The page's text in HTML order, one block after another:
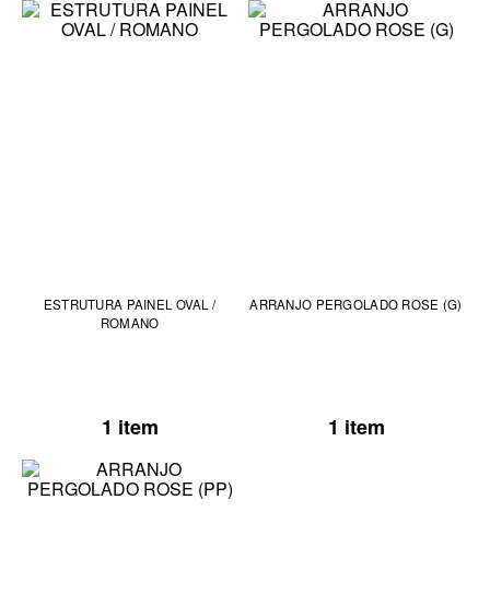
ESTRUTURA PAINEL OVAL /
ROMANO
1 item
ARRANJO PERGOLADO ROSE (G)
1 item